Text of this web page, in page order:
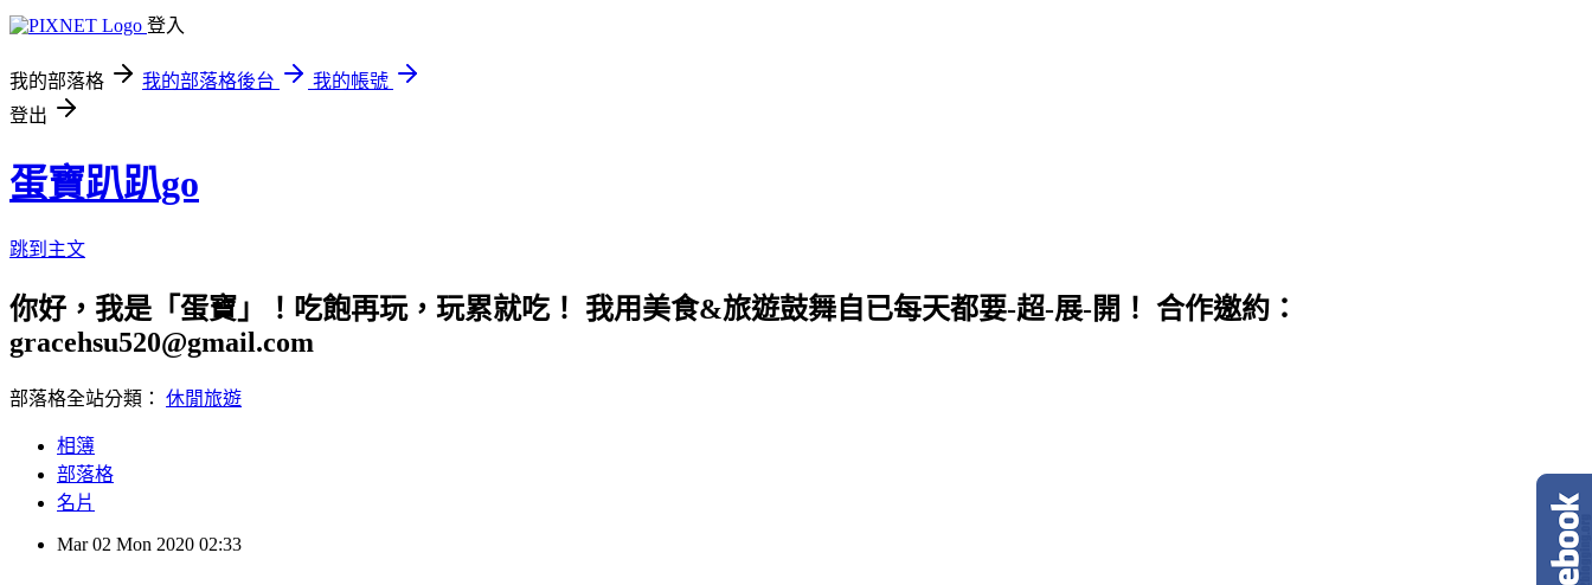
登入
我的部落格 我的部落格後台
我的帳號
登出
蛋寶趴趴go
跳到主文
你好，我是「蛋寶」！吃飽再玩，玩累就吃！ 我用美食&旅遊鼓舞自已每天都要-超-展-開！ 合作邀約：
gracehsu520@gmail.com
部落格全站分類： 休閒旅遊
相簿
部落格
名片
Mar 02 Mon 2020 02:33